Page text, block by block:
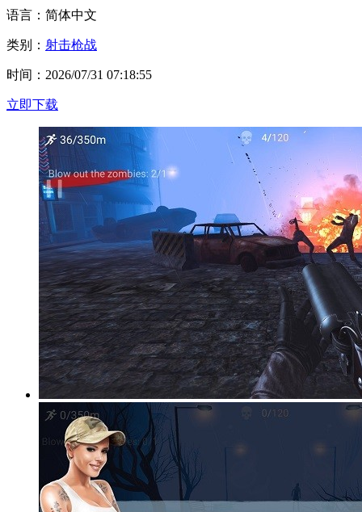
语言：简体中文
类别： 射击枪战
时间：2026/07/31 07:18:55
立即下载